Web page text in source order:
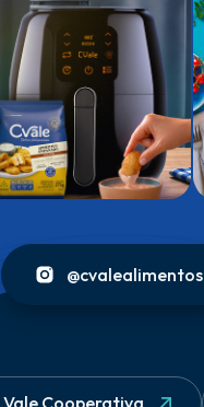
@cvalealimentos
Cooperativa